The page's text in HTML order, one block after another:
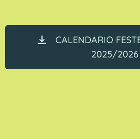
CALENDARIO
2025/2026